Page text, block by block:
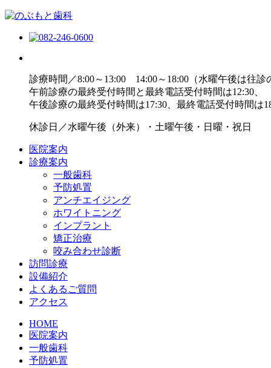
診療時間／8:00～13:00 14:00～18:00（水曜午後は往診
午前診療の最終受付時間と最終電話受付時間は12:30、
午後診療の最終受付時間は17:30、最終電話受付時間は
休診日／水曜午後（外来）・土曜午後・日曜・祝日
医院案内
診療案内
一般歯科
予防処置
アンチエイジング
ホワイトニング
インプラント
矯正治療
咬み合わせ診断
訪問診療
設備紹介
よくあるご質問
アクセス
HOME
医院案内
一般歯科
予防処置